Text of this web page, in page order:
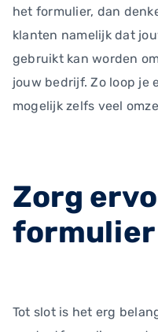
het formulier, dan
klanten namelijk dat
gebruikt kan worden
jouw bedrijf. Zo loop je
mogelijk zelfs veel
Zorg
Tot slot is het erg